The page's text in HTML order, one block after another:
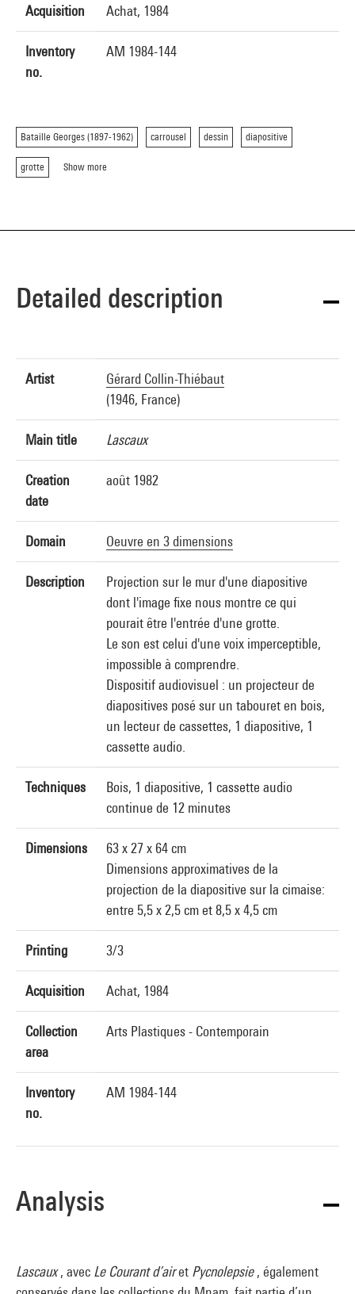
Acquisition Achat, 1984
Inventory
no.
AM 1984-144
Bataille Georges (1897-1962) carrousel dessin diapositive
grotte Show more
Detailed description
Artist
Gérard Collin-Thiébaut
(1946, France)
Main title Lascaux
Creation
date
août 1982
Domain Oeuvre en 3 dimensions
Description
Projection sur le mur d'une diapositive
dont l'image fixe nous montre ce qui
pourait être l'entrée d'une grotte.
Le son est celui d'une voix imperceptible,
impossible à comprendre.
Dispositif audiovisuel : un projecteur de
diapositives posé sur un tabouret en bois,
un lecteur de cassettes, 1 diapositive, 1
cassette audio.
Techniques
Bois, 1 diapositive, 1 cassette audio
continue de 12 minutes
Dimensions
63 x 27 x 64 cm
Dimensions approximatives de la
projection de la diapositive sur la cimaise:
entre 5,5 x 2,5 cm et 8,5 x 4,5 cm
Printing 3/3
Acquisition Achat, 1984
Collection
area
Arts Plastiques - Contemporain
Inventory
no.
AM 1984-144
Analysis
Lascaux, avec Le Courant d’airet Pycnolepsie, également